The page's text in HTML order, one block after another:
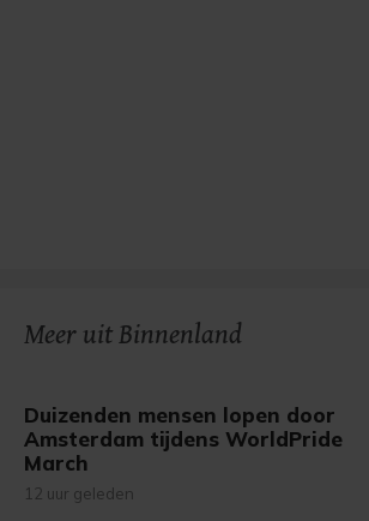
Meer uit Binnenland
Duizenden mensen lopen door
Amsterdam tijdens WorldPride
March
12 uur geleden